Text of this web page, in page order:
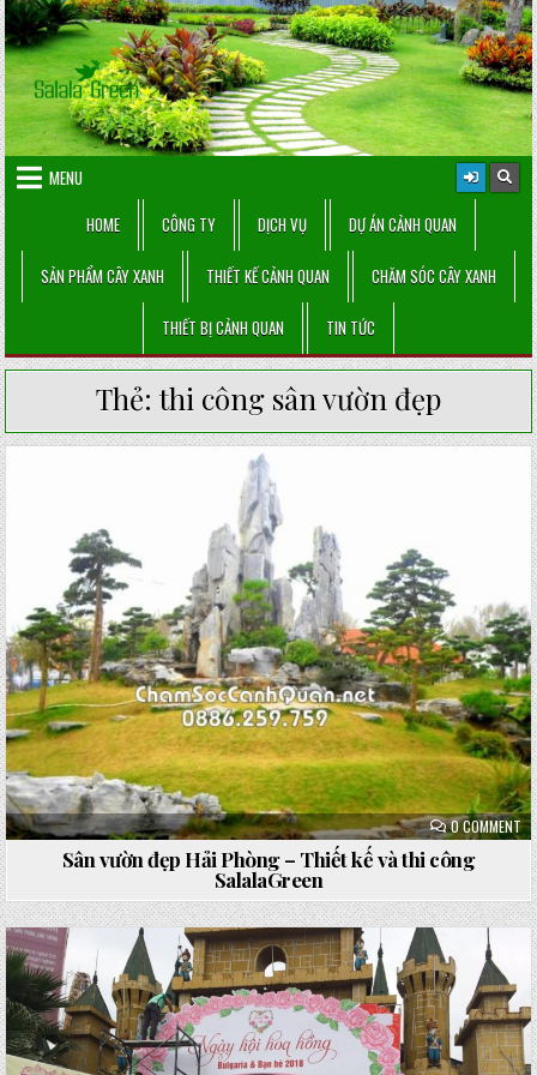
Skip
to
content
MENU
HOME
CÔNG TY DỊCH VỤ DỰ ÁN CẢNH QUAN
SẢN PHẨM CÂY XANH THIẾT KẾ CẢNH QUAN CHĂM SÓC CÂY XANH
THIẾT BỊ CẢNH QUAN TIN TỨC
Thẻ:thi công sân vườn đẹp
0 COMMENTON
–
KẾ
VÀ
Sân vườn đẹp Hải Phòng – Thiết kế và thi công
SalalaGreen
Posted
in